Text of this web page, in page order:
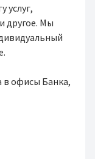
услуг,
другое. Мы
в офисы Банка,